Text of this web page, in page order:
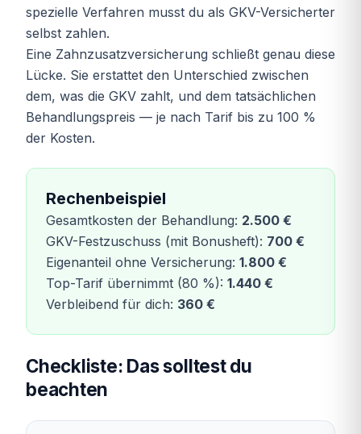
spezielle Verfahren musst du als GKV-Versicherter
selbst zahlen.
Eine Zahnzusatzversicherung schließt genau diese
Lücke. Sie erstattet den Unterschied zwischen
dem, was die GKV zahlt, und dem tatsächlichen
Behandlungspreis — je nach Tarif bis zu 100 %
der Kosten.
Rechenbeispiel
Gesamtkosten der Behandlung: 2.500 €
GKV-Festzuschuss (mit Bonusheft): 700 €
Eigenanteil ohne Versicherung: 1.800 €
Top-Tarif übernimmt (80 %): 1.440 €
Verbleibend für dich: 360 €
Checkliste: Das solltest du
beachten